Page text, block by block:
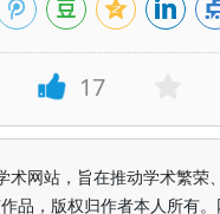
17
网站，旨在推动学术繁荣
品，版权归作者本人所有